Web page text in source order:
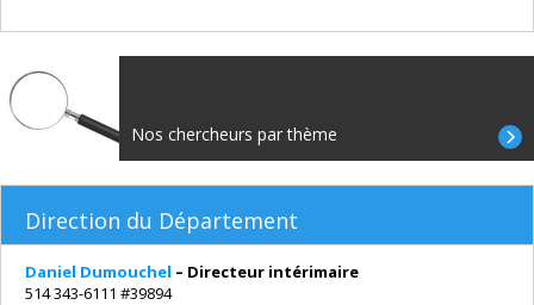
Nos chercheurs par thème
Direction du Département
Daniel Dumouchel – Directeur intérimaire
514 343-6111 #39894